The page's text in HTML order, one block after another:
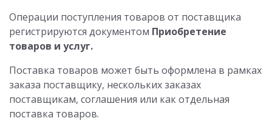
Операции поступления товаров от поставщика
регистрируются документом Приобретение
товаров и услуг.
Поставка товаров может быть оформлена в рамках
заказа поставщику, нескольких заказах
поставщикам, соглашения или как отдельная
поставка товаров.